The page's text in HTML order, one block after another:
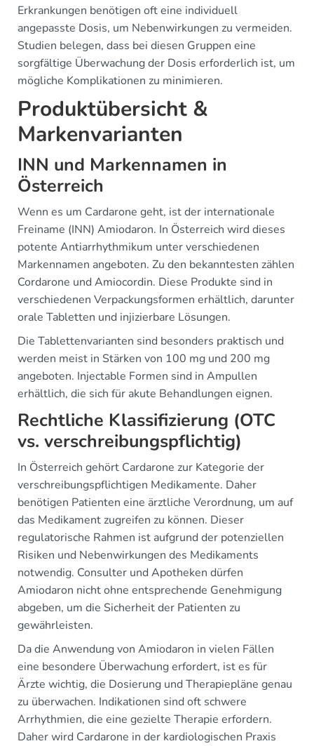
Erkrankungen benötigen oft eine individuell
angepasste Dosis, um Nebenwirkungen zu vermeiden.
Studien belegen, dass bei diesen Gruppen eine
sorgfältige Überwachung der Dosis erforderlich ist, um
mögliche Komplikationen zu minimieren.
Produktübersicht &
Markenvarianten
INN und Markennamen in
Österreich
Wenn es um Cardarone geht, ist der internationale
Freiname (INN) Amiodaron. In Österreich wird dieses
potente Antiarrhythmikum unter verschiedenen
Markennamen angeboten. Zu den bekanntesten zählen
Cordarone und Amiocordin. Diese Produkte sind in
verschiedenen Verpackungsformen erhältlich, darunter
orale Tabletten und injizierbare Lösungen.
Die Tablettenvarianten sind besonders praktisch und
werden meist in Stärken von 100 mg und 200 mg
angeboten. Injectable Formen sind in Ampullen
erhältlich, die sich für akute Behandlungen eignen.
Rechtliche Klassifizierung (OTC
vs. verschreibungspflichtig)
In Österreich gehört Cardarone zur Kategorie der
verschreibungspflichtigen Medikamente. Daher
benötigen Patienten eine ärztliche Verordnung, um auf
das Medikament zugreifen zu können. Dieser
regulatorische Rahmen ist aufgrund der potenziellen
Risiken und Nebenwirkungen des Medikaments
notwendig. Consulter und Apotheken dürfen
Amiodaron nicht ohne entsprechende Genehmigung
abgeben, um die Sicherheit der Patienten zu
gewährleisten.
Da die Anwendung von Amiodaron in vielen Fällen
eine besondere Überwachung erfordert, ist es für
Ärzte wichtig, die Dosierung und Therapiepläne genau
zu überwachen. Indikationen sind oft schwere
Arrhythmien, die eine gezielte Therapie erfordern.
Daher wird Cardarone in der kardiologischen Praxis